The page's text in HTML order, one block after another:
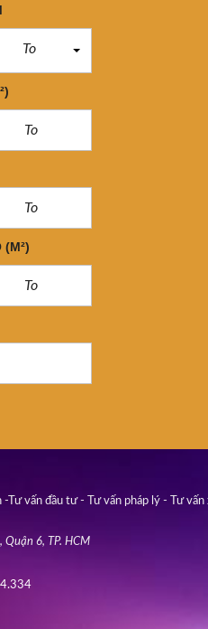
To
(M²)
Tư vấn đầu tư - Tư vấn pháp lý - Tư
6, TP. HCM